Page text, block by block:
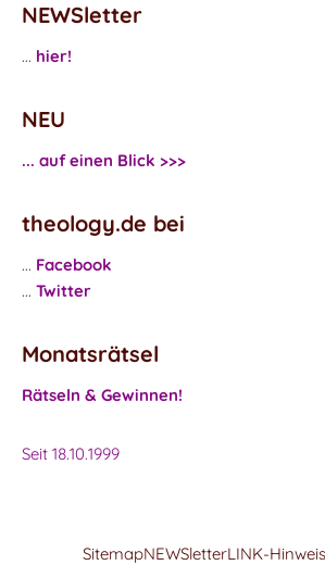
NEWSletter
... hier!
NEU
... auf einen Blick >>>
theology.de bei
... Facebook
... Twitter
Monatsrätsel
Rätseln & Gewinnen!
Seit 18.10.1999
SitemapNEWSletterLINK-Hinweis